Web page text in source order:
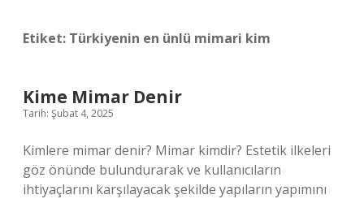
Etiket: Türkiyenin en ünlü mimari kim
Kime Mimar Denir
Tarih: Şubat 4, 2025
Kimlere mimar denir? Mimar kimdir? Estetik ilkeleri
göz önünde bulundurarak ve kullanıcıların
ihtiyaçlarını karşılayacak şekilde yapıların yapımını